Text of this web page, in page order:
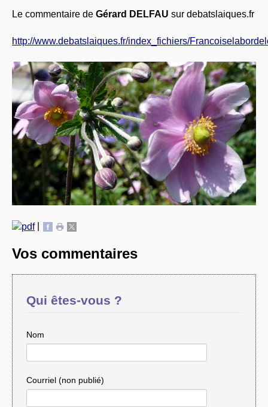
Le commentaire de Gérard DELFAU sur debatslaiques.fr
http://www.debatslaiques.fr/index_fichiers/
|
Vos commentaires
Qui êtes-vous ?
Nom
Courriel (non publié)